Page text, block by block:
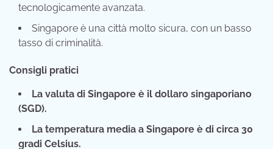
tecnologicamente avanzata.
Singapore è una città molto sicura, con un basso
tasso di criminalità.
Consigli pratici
La valuta di Singapore è il dollaro singaporiano
(SGD).
La temperatura media a Singapore è di circa 30
gradi Celsius.